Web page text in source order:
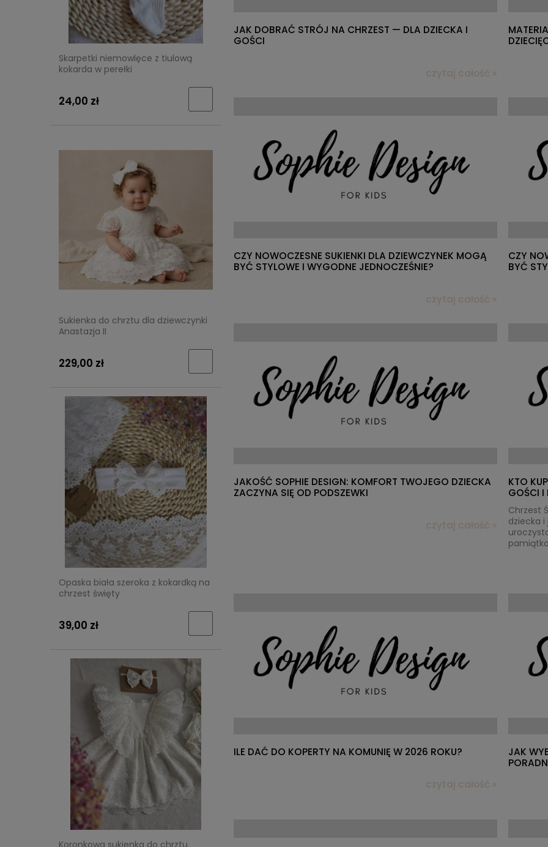
Skarpetki niemowlęce z tiulową
kokarda w perełki
24,00 zł
Sukienka do chrztu dla dziewczynki
Anastazja II
229,00 zł
Opaska biała szeroka z kokardką na
chrzest święty
39,00 zł
JAK DOBRAĆ STRÓJ NA CHRZEST — DLA DZIECKA I
GOŚCI
czytaj całość »
CZY NOWOCZESNE SUKIENKI DLA DZIEWCZYNEK MOGĄ
BYĆ STYLOWE I WYGODNE JEDNOCZEŚNIE?
czytaj całość »
CZY
BYĆ
JAKOŚĆ SOPHIE DESIGN: KOMFORT TWOJEGO DZIECKA
ZACZYNA SIĘ OD PODSZEWKI
czytaj całość »
KTO
GOŚCI I
Chrzest
dziecka
kupić?
ILE DAĆ DO KOPERTY NA KOMUNIĘ W 2026 ROKU?
czytaj całość »
JAK